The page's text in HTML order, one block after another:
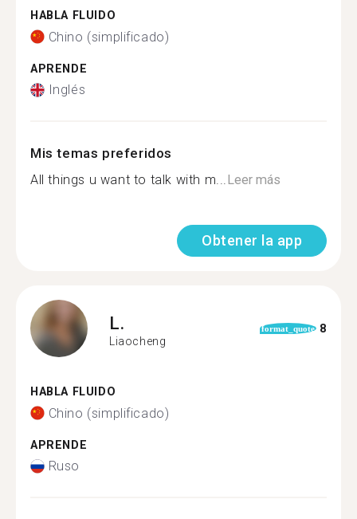
HABLA FLUIDO
Chino (simplificado)
APRENDE
Inglés
Mis temas preferidos
All things u want to talk with m...Leer más
Obtener la app
L.
Liaocheng
format_quote 8
HABLA FLUIDO
Chino (simplificado)
APRENDE
Ruso